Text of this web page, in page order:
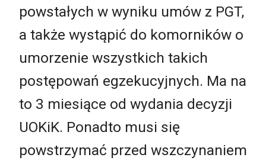
powstałych w wyniku umów z PGT,
a także wystąpić do komorników o
umorzenie wszystkich takich
postępowań egzekucyjnych. Ma na
to 3 miesiące od wydania decyzji
UOKiK. Ponadto musi się
powstrzymać przed wszczynaniem